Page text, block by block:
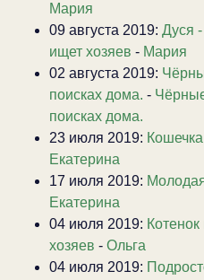
Мария
09 августа 2019: Дуся
ищет хозяев - Мария
02 августа 2019:
поисках дома. -
поисках дома.
23 июля 2019:
Екатерина
17 июля 2019:
Екатерина
04 июля 2019:
хозяев - Ольга
04 июля 2019: